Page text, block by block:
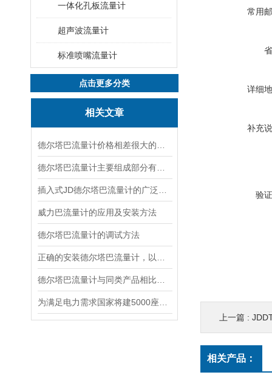
一体化孔板流量计
超声波流量计
标准喷嘴流量计
点击更多分类
相关文章
威力巴流量计的应用及安装方法
德尔塔巴流量计的调试方法
常用
详细
补充
验
上一篇 :
相关产品：